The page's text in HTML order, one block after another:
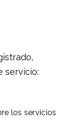
servicio:
los servicios